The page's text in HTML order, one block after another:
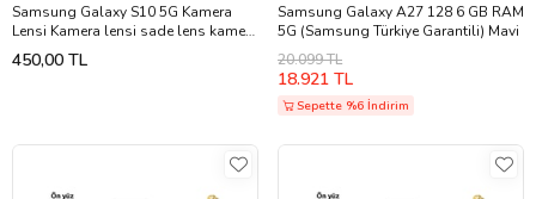
Samsung Galaxy S10 5G Kamera
Lensi Kamera lensi sade lens kamera
camı kamera merceği
450,00 TL
Samsung Galaxy A27 128 6 GB RAM
5G (Samsung Türkiye Garantili) Mavi
20.099 TL
18.921 TL
Sepette %6 İndirim